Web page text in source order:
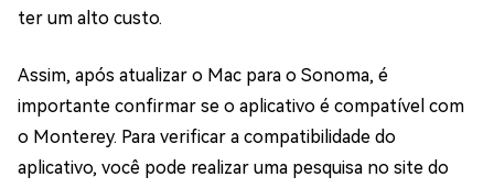
ter um alto custo.
Assim, após atualizar o Mac para o Sonoma, é
importante confirmar se o aplicativo é compatível com
o Monterey. Para verificar a compatibilidade do
aplicativo, você pode realizar uma pesquisa no site do